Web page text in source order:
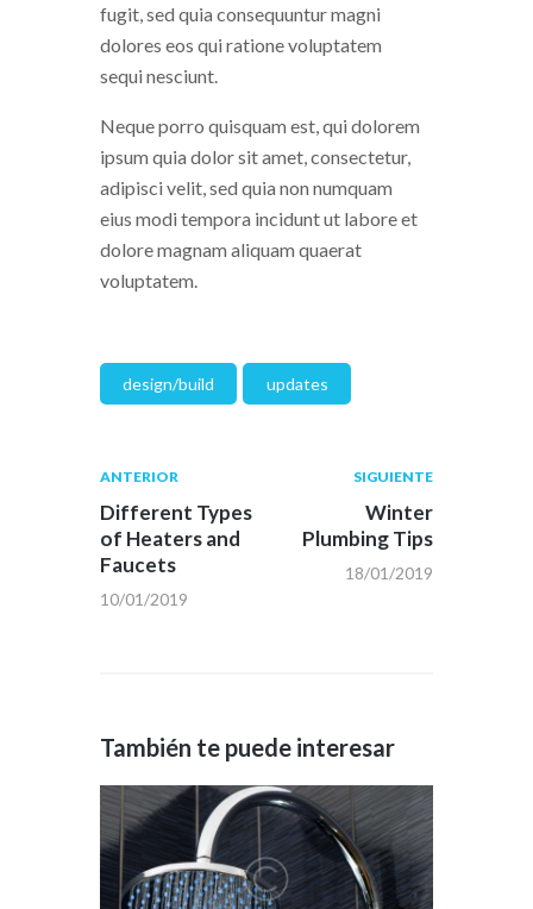
fugit, sed quia consequuntur magni
dolores eos qui ratione voluptatem
sequi nesciunt.
Neque porro quisquam est, qui dolorem
ipsum quia dolor sit amet, consectetur,
adipisci velit, sed quia non numquam
eius modi tempora incidunt ut labore et
dolore magnam aliquam quaerat
voluptatem.
design/build updates
ANTERIOR
Different Types
of Heaters and
Faucets
10/01/2019
SIGUIENTE
Winter
Plumbing Tips
18/01/2019
También te puede interesar